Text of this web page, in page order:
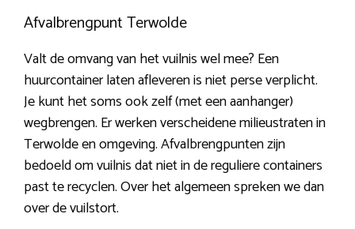
Afvalbrengpunt Terwolde
Valt de omvang van het vuilnis wel mee? Een
huurcontainer laten afleveren is niet perse verplicht.
Je kunt het soms ook zelf (met een aanhanger)
wegbrengen. Er werken verscheidene milieustraten in
Terwolde en omgeving. Afvalbrengpunten zijn
bedoeld om vuilnis dat niet in de reguliere containers
past te recyclen. Over het algemeen spreken we dan
over de vuilstort.